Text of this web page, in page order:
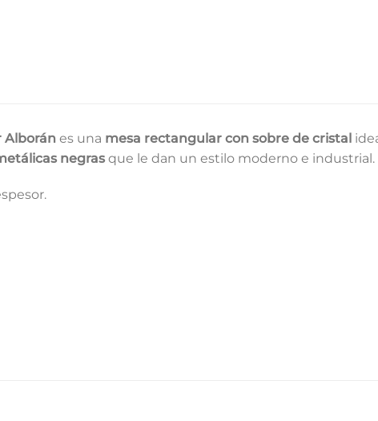
Alborán es una mesa rectangular con sobre de cristal
negrasque le dan un estilo moderno e industrial.